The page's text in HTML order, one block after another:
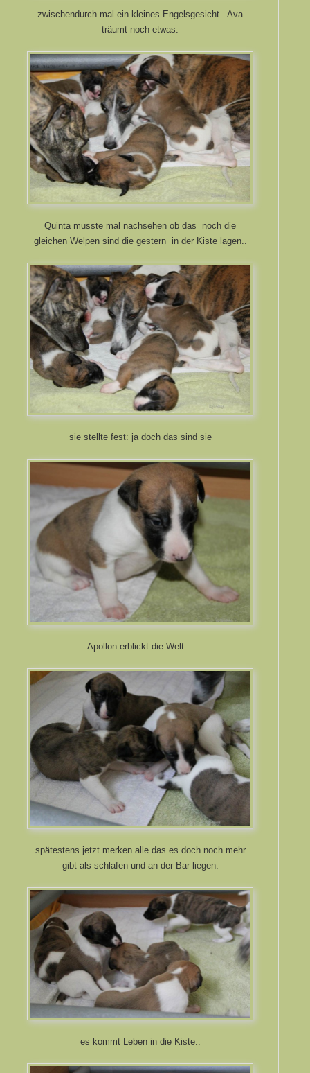
zwischendurch mal ein kleines Engelsgesicht.. Ava
träumt noch etwas.
Quinta musste mal nachsehen ob das noch die
gleichen Welpen sind die gestern in der Kiste lagen..
sie stellte fest: ja doch das sind sie
Apollon erblickt die Welt…
spätestens jetzt merken alle das es doch noch mehr
gibt als schlafen und an der Bar liegen.
es kommt Leben in die Kiste..